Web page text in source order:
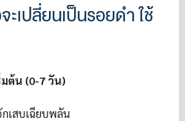
ะเปลี่ยนเป็นรอยดำ ใช้
มต้น (0-7 วัน)
กเสบเฉียบพลัน